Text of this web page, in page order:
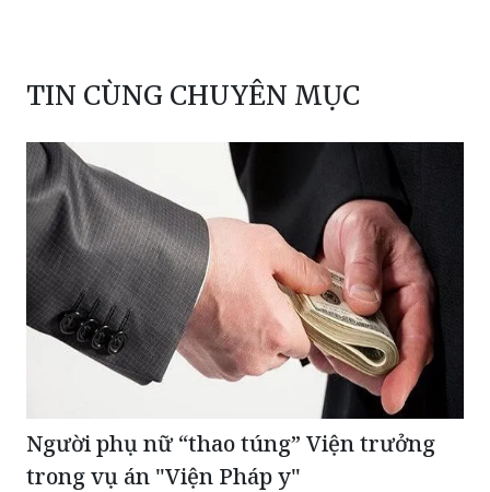
TIN CÙNG CHUYÊN MỤC
Người phụ nữ “thao túng” Viện trưởng
trong vụ án "Viện Pháp y"